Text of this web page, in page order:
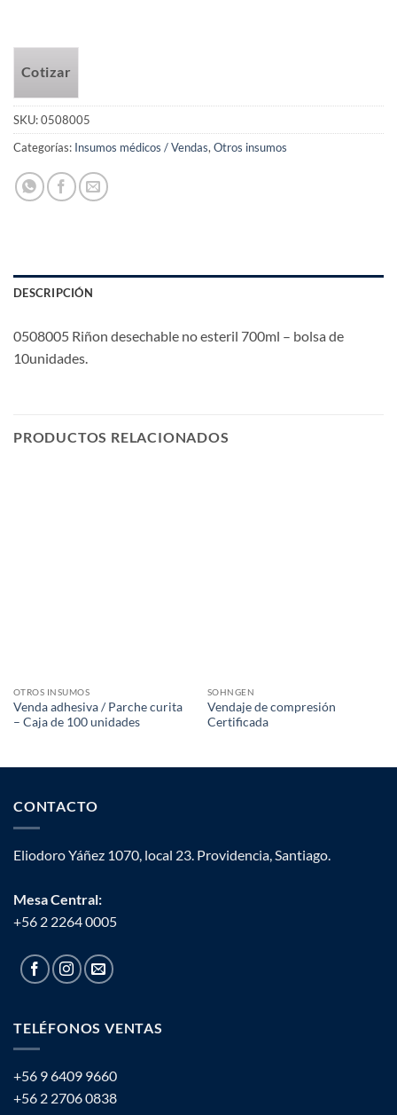
Cotizar
SKU:0508005
Categorías: Insumos médicos / Vendas,Otros insumos
DESCRIPCIÓN
0508005 Riñon desechable no esteril 700ml – bolsa de
10unidades.
PRODUCTOS RELACIONADOS
OTROS INSUMOS
Venda adhesiva / Parche curita
– Caja de 100 unidades
SOHNGEN
Vendaje de compresión
Certificada
CONTACTO
Eliodoro Yáñez 1070, local 23. Providencia, Santiago.
Mesa Central:
+56 2 2264 0005
TELÉFONOS VENTAS
+56 9 6409 9660
+56 2 2706 0838